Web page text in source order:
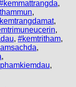
,
,
,
,
, #kemtritham,
,
,
,